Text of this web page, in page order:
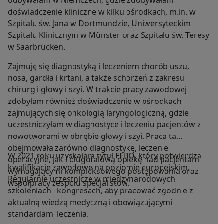
doświadczenie kliniczne w kilku ośrodkach, m.in. w
Szpitalu św. Jana w Dortmundzie, Uniwersyteckim
Szpitalu Klinicznym w Münster oraz Szpitalu św. Teresy
w Saarbrücken.
Zajmuję się diagnostyką i leczeniem chorób uszu,
nosa, gardła i krtani, a także schorzeń z zakresu
chirurgii głowy i szyi. W trakcie pracy zawodowej
zdobyłam również doświadczenie w ośrodkach
zajmujących się onkologią laryngologiczną, gdzie
uczestniczyłam w diagnostyce i leczeniu pacjentów z
nowotworami w obrębie głowy i szyi. Praca ta
obejmowała zarówno diagnostykę, leczenie
operacyjne, jak i długofalową opiekę nad pacjentami
wymagającymi kompleksowego postępowania oraz
współpracy zespołu specjalistów.
W 2021 roku uzyskałam tytuł FEBO, który potwierdza
kwalifikacje zawodowe na poziomie europejskim.
Regularnie uczestniczę w międzynarodowych
szkoleniach i kongresach, aby pracować zgodnie z
aktualną wiedzą medyczną i obowiązującymi
standardami leczenia.